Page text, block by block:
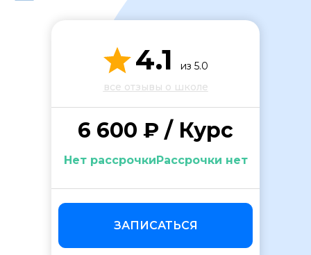
4.1
из 5.0
все отзывы о школе
6 600 ₽ / Курс
Нет рассрочкиРассрочки нет
ЗАПИСАТЬСЯ
ОСТАВИТЬ ОТЗЫВ